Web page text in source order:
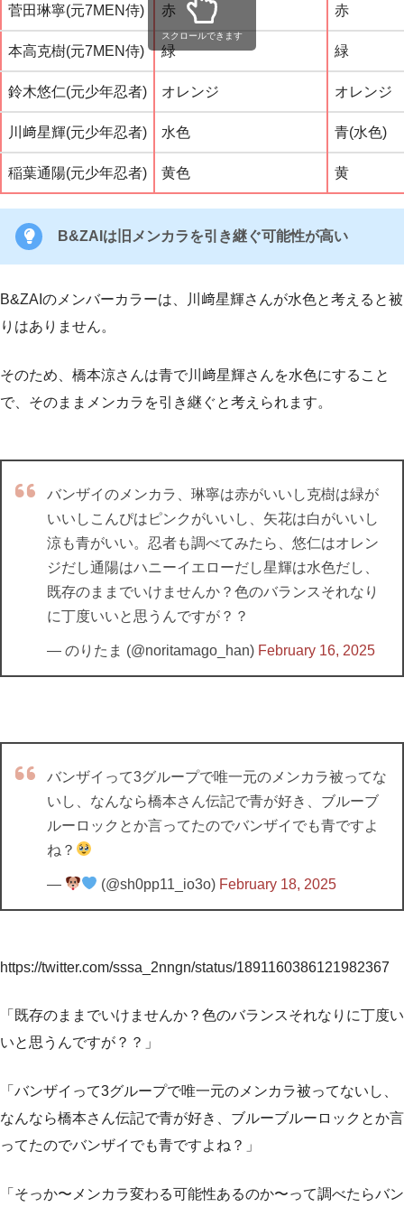
菅田琳寧(元7MEN侍) 赤 赤
本高克樹(元7MEN侍) 緑 緑
鈴木悠仁(元少年忍者) オレンジ オレンジ
川﨑星輝(元少年忍者) 水色 青(水色)
稲葉通陽(元少年忍者) 黄色 黄
スクロールできます
B&ZAIは旧メンカラを引き継ぐ可能性が高い
B&ZAIのメンバーカラーは、川﨑星輝さんが水色と考えると被
りはありません。
そのため、橋本涼さんは青で川﨑星輝さんを水色にすること
で、そのままメンカラを引き継ぐと考えられます。
バンザイのメンカラ、琳寧は赤がいいし克樹は緑が
いいしこんぴはピンクがいいし、矢花は白がいいし
涼も青がいい。忍者も調べてみたら、悠仁はオレン
ジだし通陽はハニーイエローだし星輝は水色だし、
既存のままでいけませんか？色のバランスそれなり
に丁度いいと思うんですが？？
— のりたま (@noritamago_han) February 16, 2025
バンザイって3グループで唯一元のメンカラ被ってな
いし、なんなら橋本さん伝記で青が好き、ブルーブ
ルーロックとか言ってたのでバンザイでも青ですよ
ね？
— (@sh0pp11_io3o) February 18, 2025
https://twitter.com/sssa_2nngn/status/1891160386121982367
「既存のままでいけませんか？色のバランスそれなりに丁度い
いと思うんですが？？」
「バンザイって3グループで唯一元のメンカラ被ってないし、
なんなら橋本さん伝記で青が好き、ブルーブルーロックとか言
ってたのでバンザイでも青ですよね？」
「そっか〜メンカラ変わる可能性あるのか〜って調べたらバン